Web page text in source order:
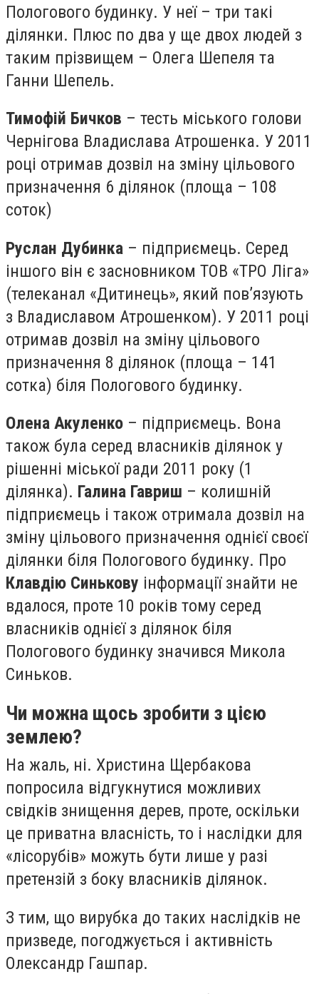
Пологового будинку. У неї – три такі
ділянки. Плюс по два у ще двох людей з
таким прізвищем – Олега Шепеля та
Ганни Шепель.
Тимофій Бичков – тесть міського голови
Чернігова Владислава Атрошенка. У 2011
році отримав дозвіл на зміну цільового
призначення 6 ділянок (площа – 108
соток)
Руслан Дубинка – підприємець. Серед
іншого він є засновником ТОВ «ТРО Ліга»
(телеканал «Дитинець», який пов’язують
з Владиславом Атрошенком). У 2011 році
отримав дозвіл на зміну цільового
призначення 8 ділянок (площа – 141
сотка) біля Пологового будинку.
Олена Акуленко – підприємець. Вона
також була серед власників ділянок у
рішенні міської ради 2011 року (1
ділянка). Галина Гавриш – колишній
підприємець і також отримала дозвіл на
зміну цільового призначення однієї своєї
ділянки біля Пологового будинку. Про
Клавдію Синькову інформації знайти не
вдалося, проте 10 років тому серед
власників однієї з ділянок біля
Пологового будинку значився Микола
Синьков.
Чи можна щось зробити з цією
землею?
На жаль, ні. Христина Щербакова
попросила відгукнутися можливих
свідків знищення дерев, проте, оскільки
це приватна власність, то і наслідки для
«лісорубів» можуть бути лише у разі
претензій з боку власників ділянок.
З тим, що вирубка до таких наслідків не
призведе, погоджується і активність
Олександр Гашпар.